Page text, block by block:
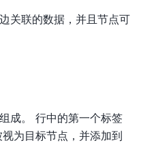
关联的数据，并且节点可
成。 行中的第一个标签
为目标节点，并添加到